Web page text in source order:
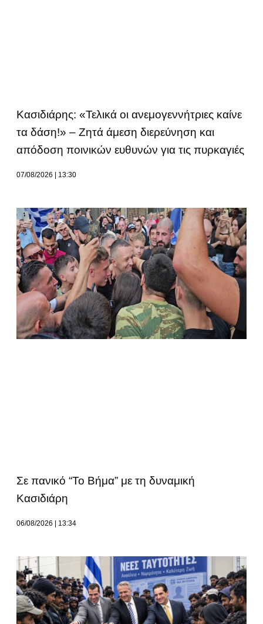
Κασιδιάρης: «Τελικά οι ανεμογεννήτριες καίνε
τα δάση!» – Ζητά άμεση διερεύνηση και
απόδοση ποινικών ευθυνών για τις πυρκαγιές
07/08/2026 13:30
Σε πανικό “Το Βήμα” με τη δυναμική
Κασιδιάρη
06/08/2026 13:34